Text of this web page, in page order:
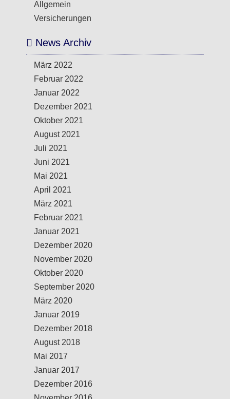
Allgemein
Versicherungen
News Archiv
März 2022
Februar 2022
Januar 2022
Dezember 2021
Oktober 2021
August 2021
Juli 2021
Juni 2021
Mai 2021
April 2021
März 2021
Februar 2021
Januar 2021
Dezember 2020
November 2020
Oktober 2020
September 2020
März 2020
Januar 2019
Dezember 2018
August 2018
Mai 2017
Januar 2017
Dezember 2016